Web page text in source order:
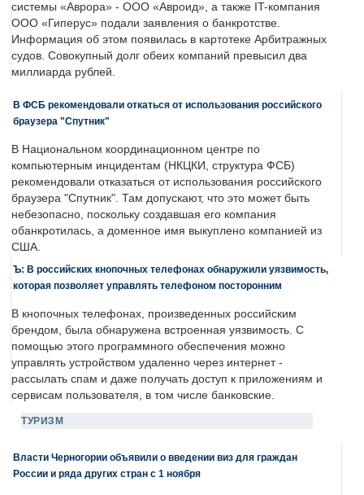
системы «Аврора» - ООО «Авроид», а также IT-компания
ООО «Гиперус» подали заявления о банкротстве.
Информация об этом появилась в картотеке Арбитражных
судов. Совокупный долг обеих компаний превысил два
миллиарда рублей.
В ФСБ рекомендовали откаться от использования российского
браузера "Спутник"
В Национальном координационном центре по
компьютерным инцидентам (НКЦКИ, структура ФСБ)
рекомендовали отказаться от использования российского
браузера "Спутник". Там допускают, что это может быть
небезопасно, поскольку создавшая его компания
обанкротилась, а доменное имя выкуплено компанией из
США.
Ъ: В российских кнопочных телефонах обнаружили уязвимость,
которая позволяет управлять телефоном посторонним
В кнопочных телефонах, произведенных российским
брендом, была обнаружена встроенная уязвимость. С
помощью этого программного обеспечения можно
управлять устройством удаленно через интернет -
рассылать спам и даже получать доступ к приложениям и
сервисам пользователя, в том числе банковские.
ТУРИЗМ
Власти Черногории объявили о введении виз для граждан
России и ряда других стран с 1 ноября